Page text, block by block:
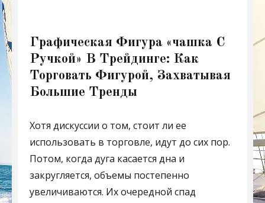
Графическая Фигура «чашка С
Ручкой» В Трейдинге: Как
Торговать Фигурой, Захватывая
Большие Тренды
Хотя дискуссии о том, стоит ли ее
использовать в торговле, идут до сих пор.
Потом, когда дуга касается дна и
закругляется, объемы постепенно
увеличиваются. Их очередной спад